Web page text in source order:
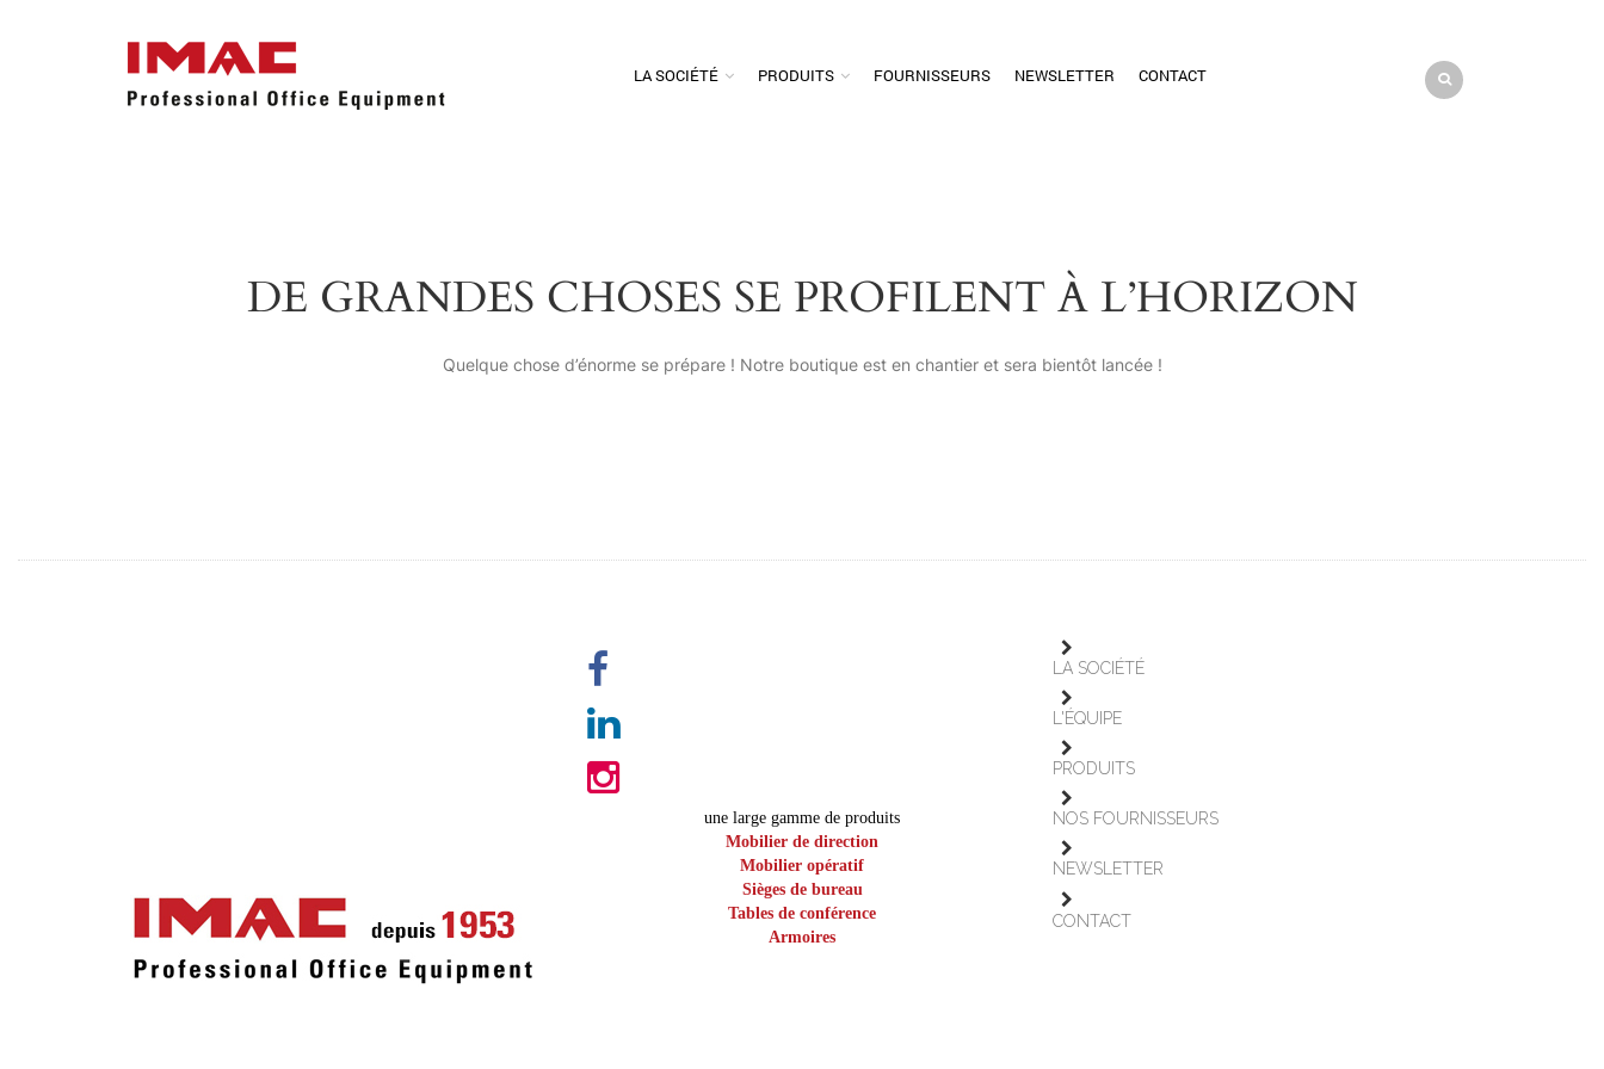
LA SOCIÉTÉ PRODUITS FOURNISSEURS NEWSLETTER CONTACT
DE GRANDES CHOSES SE PROFILENT À L’HORIZON
Quelque chose d’énorme se prépare ! Notre boutique est en chantier et sera bientôt lancée !
une large gamme de produits
Mobilier de direction
Mobilier opératif
Sièges de bureau
Tables de conférence
Armoires
LA SOCIÉTÉ
L'ÉQUIPE
PRODUITS
NOS FOURNISSEURS
NEWSLETTER
CONTACT